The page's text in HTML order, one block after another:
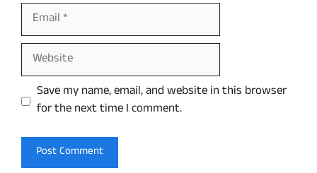
Email
Website
Save my name, email, and website in this browser
for the next time I comment.